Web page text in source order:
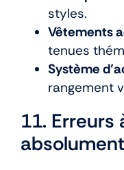
styles.
Vêtements
tenues
Système
rangement
11. Erreurs
absolument